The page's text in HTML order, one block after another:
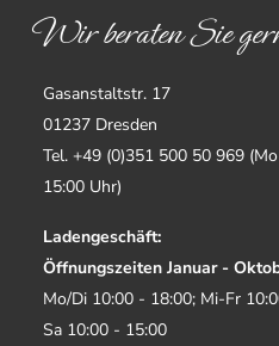
Wir beraten Sie
Gasanstaltstr. 17
01237 Dresden
Tel. +49 (0)351 500 50 969
15:00 Uhr)
Ladengeschäft:
Öffnungszeiten Januar -
Mo/Di 10:00 - 18:00; Mi-Fr
Sa 10:00 - 15:00